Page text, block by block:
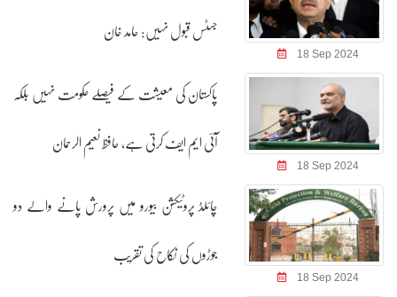
18 Sep 2024
جسٹس قبول نہیں: حامد خان
18 Sep 2024
پاکستان کی معیشت کے فیصلے حکومت نہیں بلکہ
آئی ایم ایف کرتی ہے، حافظ نعیم الرحمان
18 Sep 2024
چائلڈ پروٹیکشن بیورو میں پرورش پانے والے دو
جوڑوں کی نکاح کی تقریب